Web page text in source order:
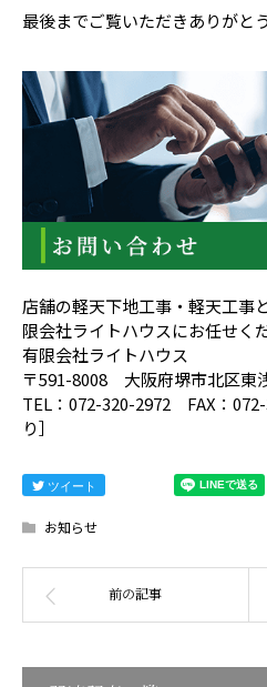
最後までご覧いただきありがと
店舗の軽天下地工事・軽天工事
限会社ライトハウスにお任せく
有限会社ライトハウス
〒591-8008 大阪府堺市北区東
TEL：072-320-2972 FAX：
り］
ツイート
お知らせ